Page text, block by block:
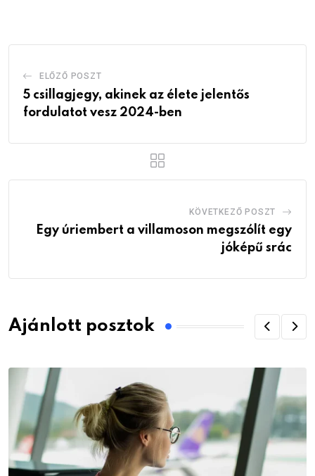
ELŐZŐ POSZT
5 csillagjegy, akinek az élete jelentős
fordulatot vesz 2024-ben
KÖVETKEZŐ POSZT
Egy úriembert a villamoson megszólít egy
jóképű srác
Ajánlott posztok